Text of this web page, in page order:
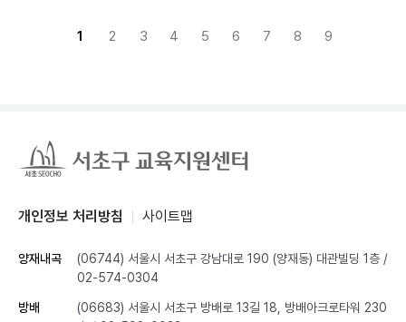
1 2 3 4 5 6 7 8 9
개인정보 처리방침 사이트맵
양재내곡 (06744) 서울시 서초구 강남대로 190 (양재동) 대관빌딩 1층 /
02-574-0304
방배
(06683) 서울시 서초구 방배로 13길 18, 방배아크로타워 230